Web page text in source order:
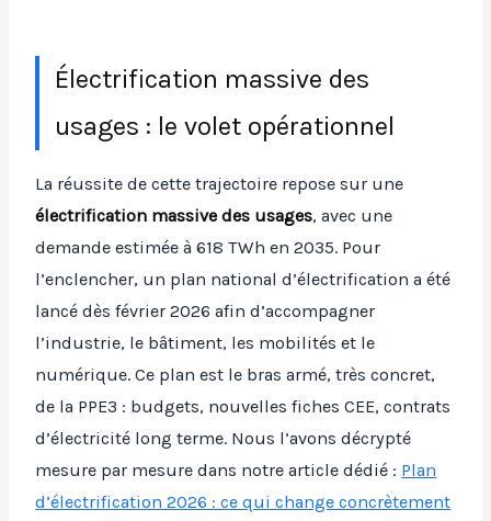
Électrification massive des
usages : le volet opérationnel
La réussite de cette trajectoire repose sur une
électrification massive des usages, avec une
demande estimée à 618 TWh en 2035. Pour
l’enclencher, un plan national d’électrification a été
lancé dès février 2026 afin d’accompagner
l’industrie, le bâtiment, les mobilités et le
numérique. Ce plan est le bras armé, très concret,
de la PPE3 : budgets, nouvelles fiches CEE, contrats
d’électricité long terme. Nous l’avons décrypté
mesure par mesure dans notre article dédié : Plan
d’électrification 2026 : ce qui change concrètement